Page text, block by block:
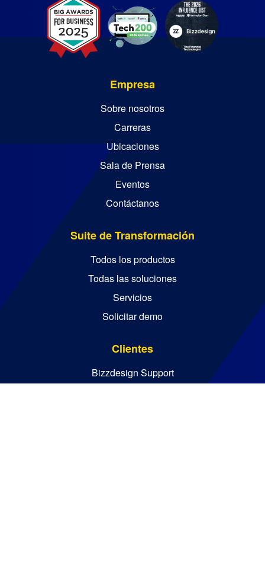
Empresa
Sobre nosotros
Carreras
Ubicaciones
Sala de Prensa
Eventos
Contáctanos
Suite de Transformación
Todos los productos
Todas las soluciones
Servicios
Solicitar demo
Clientes
Bizzdesign Support